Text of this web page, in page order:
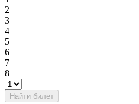
2
3
4
5
6
7
8